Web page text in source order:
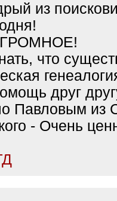
из
что
друг
Павловым из
- Очень